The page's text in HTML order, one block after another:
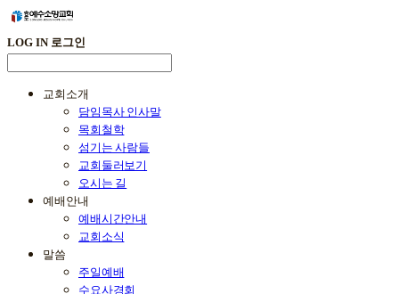
LOG IN 로그인
교회소개
담임목사 인사말
목회철학
섬기는 사람들
교회둘러보기
오시는 길
예배안내
예배시간안내
교회소식
말씀
주일예배
수요사경회